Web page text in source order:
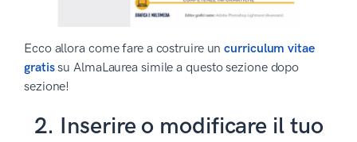
Ecco allora come fare a costruire uncurriculum vitae
gratissu AlmaLaurea simile a questo sezione dopo
sezione!
2. Inserire o modificare il tuo